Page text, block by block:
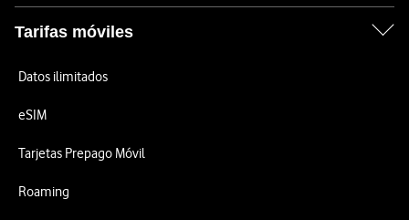
Tarifas móviles
Datos ilimitados
eSIM
Tarjetas Prepago Móvil
Roaming